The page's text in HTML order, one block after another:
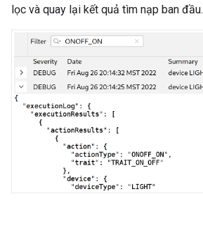
lọc và quay lại kết quả tìm nạp ban đầu.